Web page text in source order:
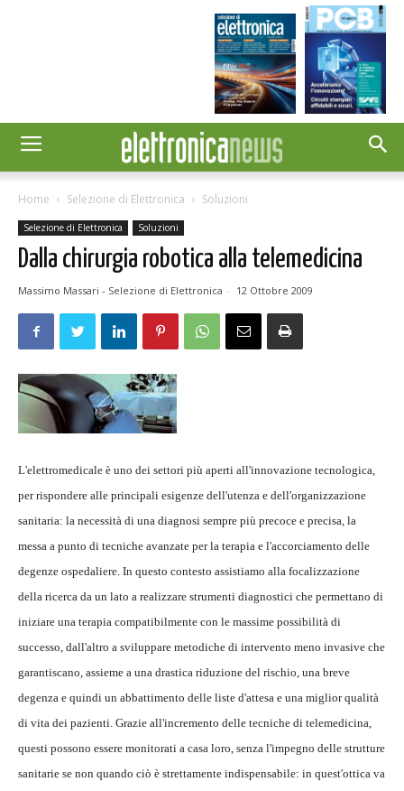
Home Selezione di Elettronica Soluzioni
Selezione di Elettronica Soluzioni
Dalla chirurgia robotica alla telemedicina
Massimo Massari - Selezione di Elettronica - 12 Ottobre 2009
L'elettromedicale è uno dei settori più aperti all'innovazione tecnologica,
per rispondere alle principali esigenze dell'utenza e dell'organizzazione
sanitaria: la necessità di una diagnosi sempre più precoce e precisa, la
messa a punto di tecniche avanzate per la terapia e l'accorciamento delle
degenze ospedaliere. In questo contesto assistiamo alla focalizzazione
della ricerca da un lato a realizzare strumenti diagnostici che permettano di
iniziare una terapia compatibilmente con le massime possibilità di
successo, dall'altro a sviluppare metodiche di intervento meno invasive che
garantiscano, assieme a una drastica riduzione del rischio, una breve
degenza e quindi un abbattimento delle liste d'attesa e una miglior qualità
di vita dei pazienti. Grazie all'incremento delle tecniche di telemedicina,
questi possono essere monitorati a casa loro, senza l'impegno delle strutture
sanitarie se non quando ciò è strettamente indispensabile: in quest'ottica va